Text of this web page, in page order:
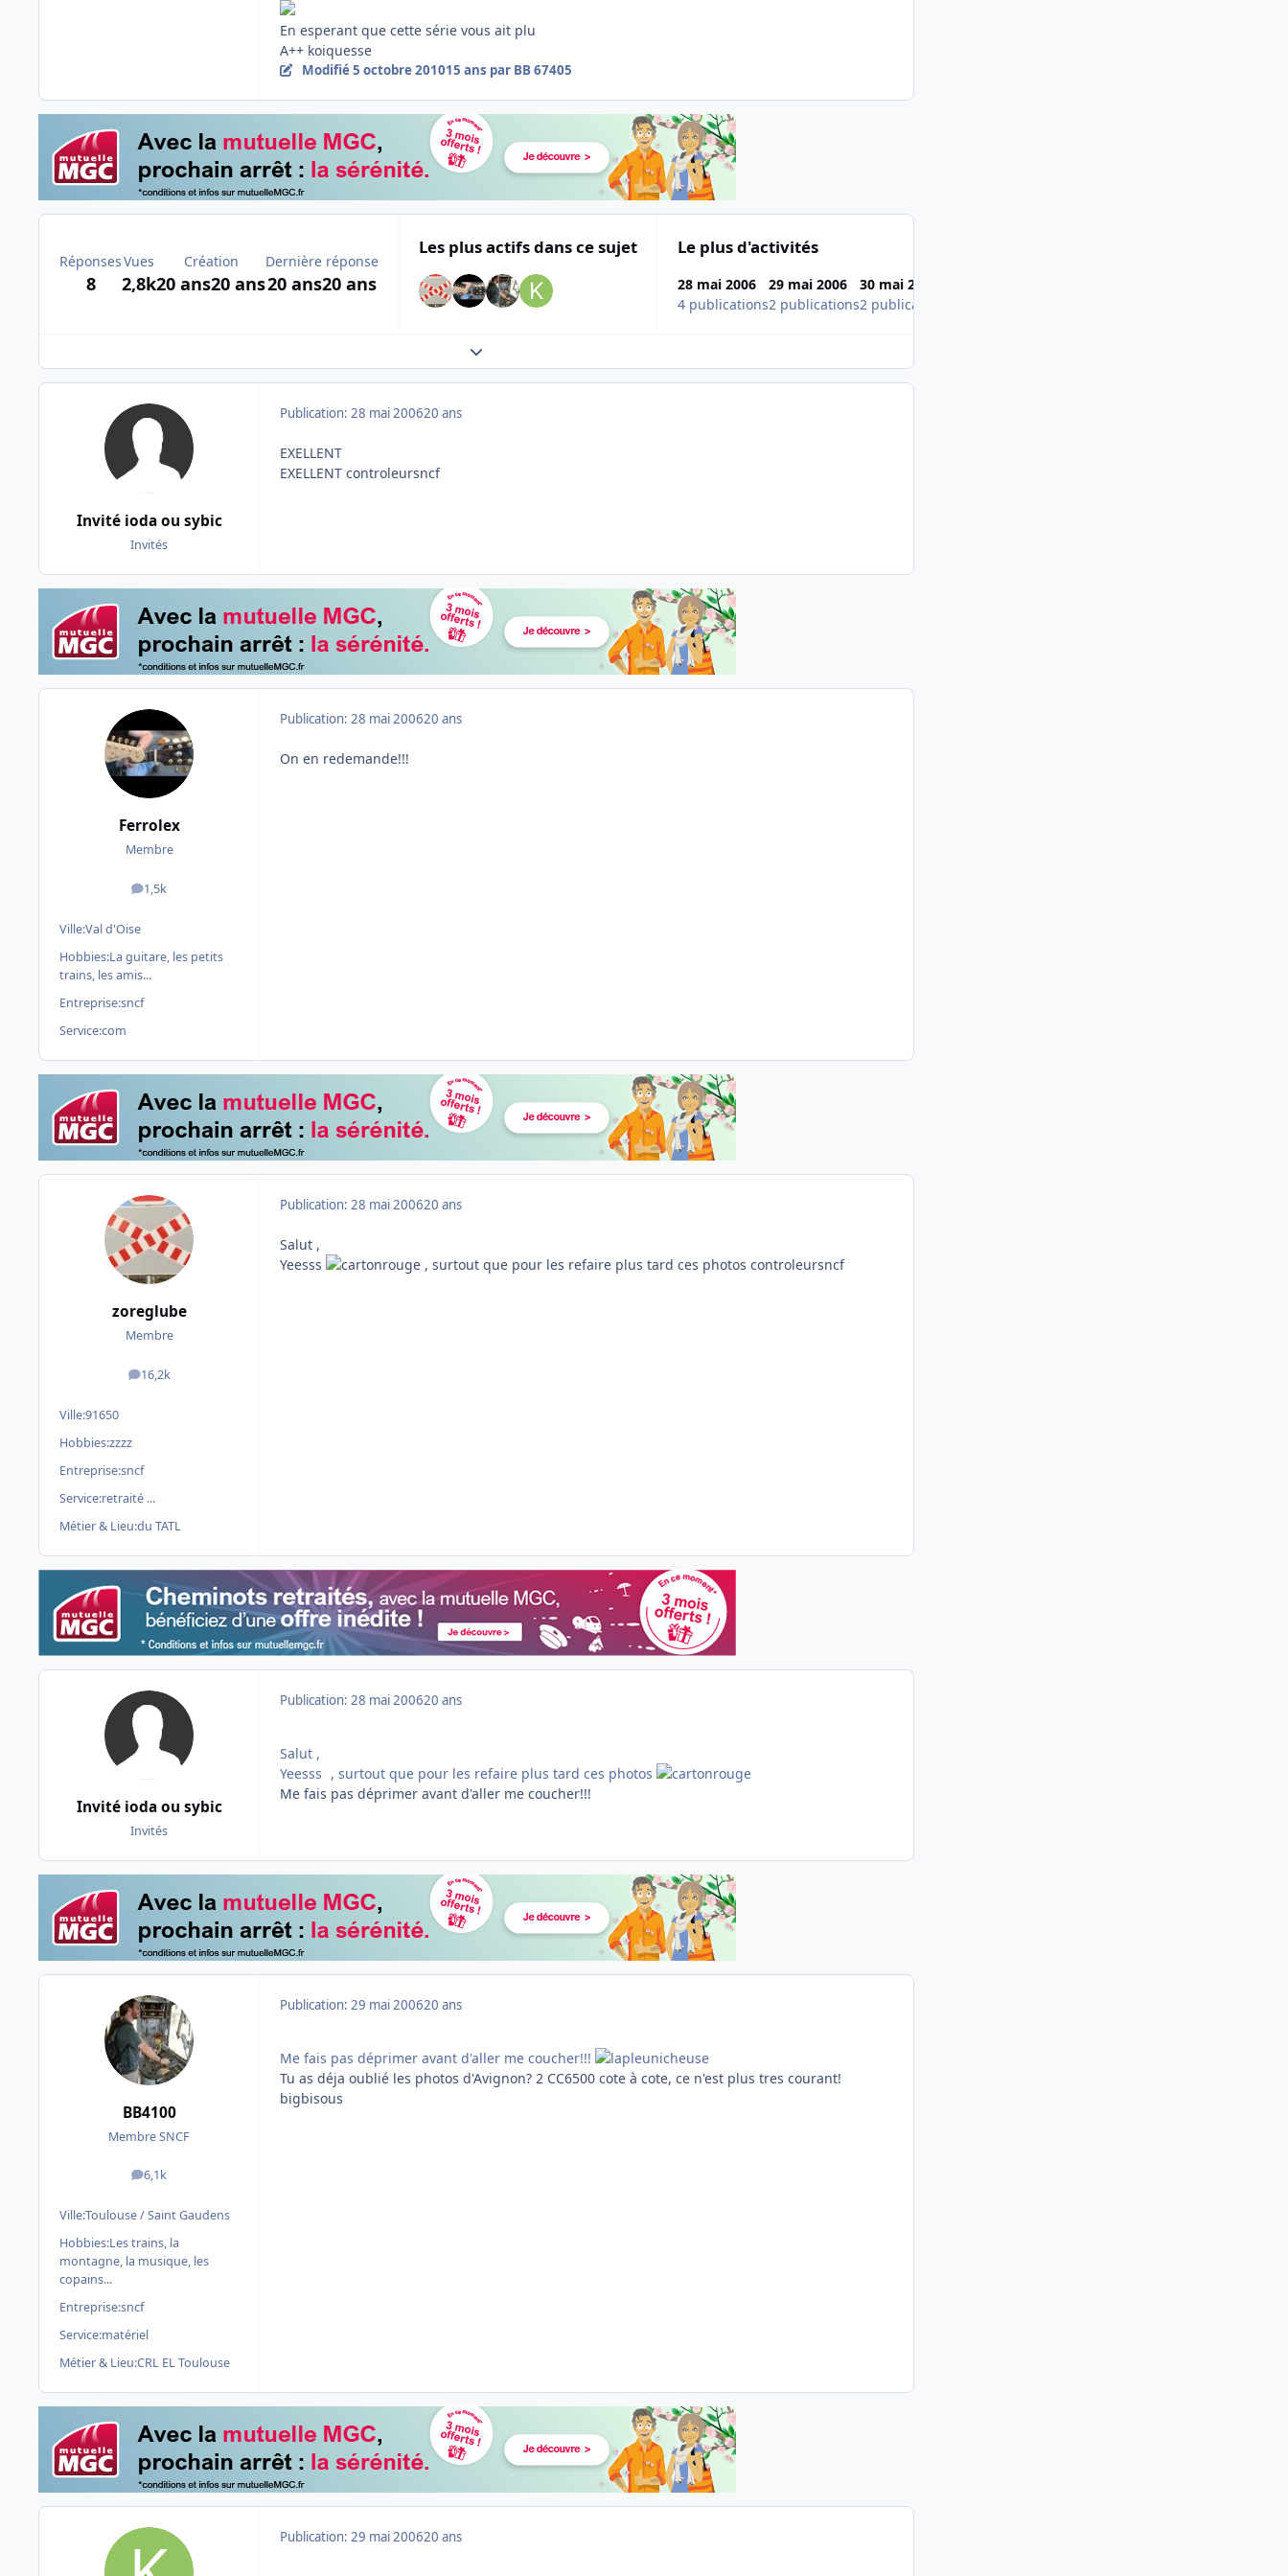
En esperant que cette série vous ait plu
A++ koiquesse
Modifié5 octobre 201015 ans par BB 67405
Réponses
8
Vues
2,8k
Création
20 ans20 ans
Dernière réponse
20 ans20 ans
Les plus actifs dans ce sujet Le plus d'activités
28 mai 2006
4 publications
29 mai 2006
2 publications
30 mai 2006
2 publications
Expand topic overview
Invité ioda ou sybic
Invités
Publication: 28 mai 200620 ans
EXELLENT
EXELLENT controleursncf
Ferrolex
Membre
1,5k
messages
Ville:Val d'Oise
Hobbies:La guitare, les petits
trains, les amis...
Entreprise:sncf
Service:com
Publication: 28 mai 200620 ans
On en redemande!!!
zoreglube
Membre
16,2k
messages
Ville:91650
Hobbies:zzzz
Entreprise:sncf
Service:retraité ...
Métier & Lieu:du TATL
Publication: 28 mai 200620 ans
Salut ,
Yeesss
, surtout que pour les refaire plus tard ces photos controleursncf
Invité ioda ou sybic
Invités
Publication: 28 mai 200620 ans
Salut ,
Yeesss , surtout que pour les refaire plus tard ces photos
Me fais pas déprimer avant d'aller me coucher!!!
BB4100
Membre SNCF
6,1k
messages
Ville:Toulouse / Saint Gaudens
Hobbies:Les trains, la
montagne, la musique, les
copains...
Entreprise:sncf
Service:matériel
Métier & Lieu:CRL EL Toulouse
Publication: 29 mai 200620 ans
Me fais pas déprimer avant d'aller me coucher!!!
Tu as déja oublié les photos d'Avignon? 2 CC6500 cote à cote, ce n'est plus tres courant!
bigbisous
Publication: 29 mai 200620 ans